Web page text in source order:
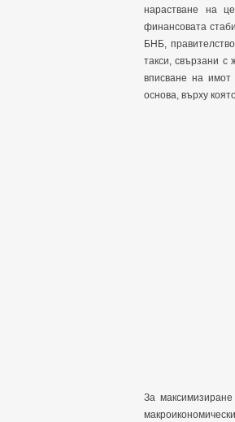
нарастване на
финансовата
БНБ,
такси, свързани с
вписване на
основа, върху
За